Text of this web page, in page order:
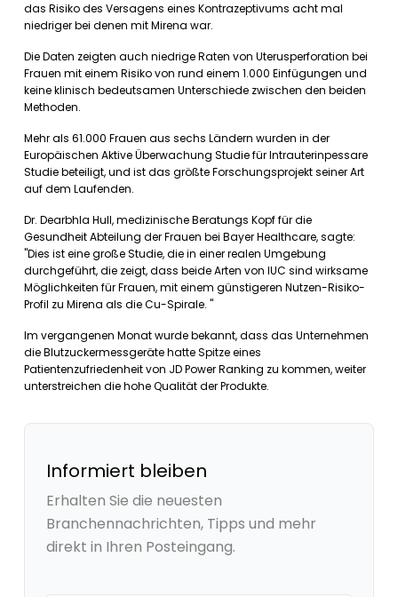
das Risiko des Versagens eines Kontrazeptivums acht mal
niedriger bei denen mit Mirena war.
Die Daten zeigten auch niedrige Raten von Uterusperforation bei
Frauen mit einem Risiko von rund einem 1.000 Einfügungen und
keine klinisch bedeutsamen Unterschiede zwischen den beiden
Methoden.
Mehr als 61.000 Frauen aus sechs Ländern wurden in der
Europäischen Aktive Überwachung Studie für Intrauterinpessare
Studie beteiligt, und ist das größte Forschungsprojekt seiner Art
auf dem Laufenden.
Dr. Dearbhla Hull, medizinische Beratungs Kopf für die
Gesundheit Abteilung der Frauen bei Bayer Healthcare, sagte:
"Dies ist eine große Studie, die in einer realen Umgebung
durchgeführt, die zeigt, dass beide Arten von IUC sind wirksame
Möglichkeiten für Frauen, mit einem günstigeren Nutzen-Risiko-
Profil zu Mirena als die Cu-Spirale. "
Im vergangenen Monat wurde bekannt, dass das Unternehmen
die Blutzuckermessgeräte hatte Spitze eines
Patientenzufriedenheit von JD Power Ranking zu kommen, weiter
unterstreichen die hohe Qualität der Produkte.
Informiert bleiben
Erhalten Sie die neuesten
Branchennachrichten, Tipps und mehr
direkt in Ihren Posteingang.